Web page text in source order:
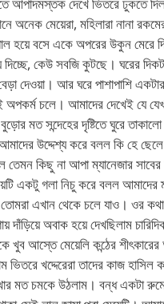
অনেক মেয়েরা, মহিলারা নানা
হয়ে বসে একে অপরের উকুন মেরে
কেউ সবজি কুটছে। ঘরের
দেওয়া। আর ঘরে পাশাপাশি
চলে। আমাদের দেখেই যে
মত সন্দেহের দৃষ্টিতে ঘুরে
উদ্দেশ্য করে বলল কি হে
তেমন কিছু না আপা ম্যানেজার
একটু গলা নিচু করে বলল আমাদের
এখান থেকে চলে যাও। ওর কথা
দাঁড়িয়ে অবাক হয়ে দেখছিলাম
খুব আস্তে মেয়েলি কন্ঠের
খদ্দেরেরা তাদের কাজ হাসিল
মত চমকে উঠলাম। বন্ধ একটা